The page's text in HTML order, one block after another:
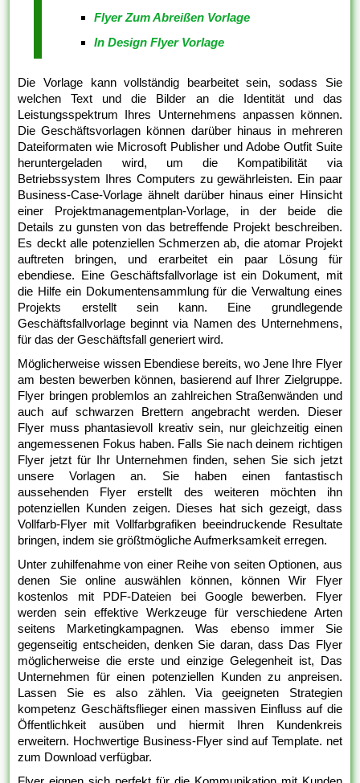
Flyer Zum Abreißen Vorlage
In Design Flyer Vorlage
Die Vorlage kann vollständig bearbeitet sein, sodass Sie
welchen Text und die Bilder an die Identität und das
Leistungsspektrum Ihres Unternehmens anpassen können.
Die Geschäftsvorlagen können darüber hinaus in mehreren
Dateiformaten wie Microsoft Publisher und Adobe Outfit Suite
heruntergeladen wird, um die Kompatibilität via
Betriebssystem Ihres Computers zu gewährleisten. Ein paar
Business-Case-Vorlage ähnelt darüber hinaus einer Hinsicht
einer Projektmanagementplan-Vorlage, in der beide die
Details zu gunsten von das betreffende Projekt beschreiben.
Es deckt alle potenziellen Schmerzen ab, die atomar Projekt
auftreten bringen, und erarbeitet ein paar Lösung für
ebendiese. Eine Geschäftsfallvorlage ist ein Dokument, mit
die Hilfe ein Dokumentensammlung für die Verwaltung eines
Projekts erstellt sein kann. Eine grundlegende
Geschäftsfallvorlage beginnt via Namen des Unternehmens,
für das der Geschäftsfall generiert wird.
Möglicherweise wissen Ebendiese bereits, wo Jene Ihre Flyer
am besten bewerben können, basierend auf Ihrer Zielgruppe.
Flyer bringen problemlos an zahlreichen Straßenwänden und
auch auf schwarzen Brettern angebracht werden. Dieser
Flyer muss phantasievoll kreativ sein, nur gleichzeitig einen
angemessenen Fokus haben. Falls Sie nach deinem richtigen
Flyer jetzt für Ihr Unternehmen finden, sehen Sie sich jetzt
unsere Vorlagen an. Sie haben einen fantastisch
aussehenden Flyer erstellt des weiteren möchten ihn
potenziellen Kunden zeigen. Dieses hat sich gezeigt, dass
Vollfarb-Flyer mit Vollfarbgrafiken beeindruckende Resultate
bringen, indem sie größtmögliche Aufmerksamkeit erregen.
Unter zuhilfenahme von einer Reihe von seiten Optionen, aus
denen Sie online auswählen können, können Wir Flyer
kostenlos mit PDF-Dateien bei Google bewerben. Flyer
werden sein effektive Werkzeuge für verschiedene Arten
seitens Marketingkampagnen. Was ebenso immer Sie
gegenseitig entscheiden, denken Sie daran, dass Das Flyer
möglicherweise die erste und einzige Gelegenheit ist, Das
Unternehmen für einen potenziellen Kunden zu anpreisen.
Lassen Sie es also zählen. Via geeigneten Strategien
kompetenz Geschäftsflieger einen massiven Einfluss auf die
Öffentlichkeit ausüben und hiermit Ihren Kundenkreis
erweitern. Hochwertige Business-Flyer sind auf Template. net
zum Download verfügbar.